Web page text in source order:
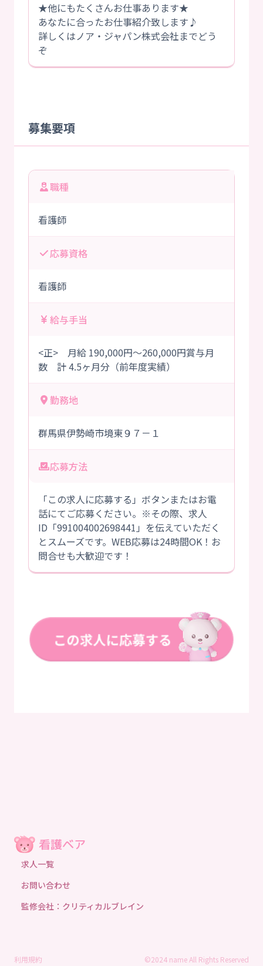
★他にもたくさんお仕事あります★
あなたに合ったお仕事紹介致します♪
詳しくはノア・ジャパン株式会社までどう
ぞ
募集要項
職種
看護師
応募資格
看護師
給与手当
<正> 月給 190,000円～260,000円賞与月
数 計 4.5ヶ月分（前年度実績）
勤務地
群馬県伊勢崎市境東９７－１
応募方法
「この求人に応募する」ボタンまたはお電
話にてご応募ください。※その際、求人
ID「991004002698441」を伝えていただく
とスムーズです。WEB応募は24時間OK！お
問合せも大歓迎です！
求人一覧
お問い合わせ
監修会社：クリティカルブレイン
利用規約
©2024 name All Rights Reserved